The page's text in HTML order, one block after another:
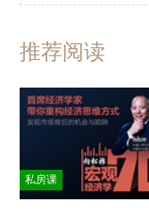
推荐阅读
私房课